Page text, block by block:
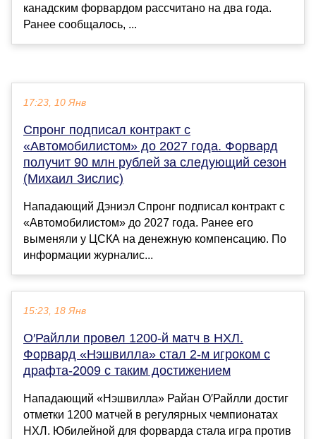
канадским форвардом рассчитано на два года.
Ранее сообщалось, ...
17:23, 10 Янв
Спронг подписал контракт с
«Автомобилистом» до 2027 года. Форвард
получит 90 млн рублей за следующий сезон
(Михаил Зислис)
Нападающий Дэниэл Спронг подписал контракт с
«Автомобилистом» до 2027 года. Ранее его
выменяли у ЦСКА на денежную компенсацию. По
информации журналис...
15:23, 18 Янв
О′Райлли провел 1200-й матч в НХЛ.
Форвард «Нэшвилла» стал 2-м игроком с
драфта-2009 с таким достижением
Нападающий «Нэшвилла» Райан О′Райлли достиг
отметки 1200 матчей в регулярных чемпионатах
НХЛ. Юбилейной для форварда стала игра против